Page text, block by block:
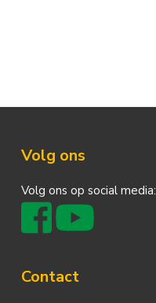
Footer
Volg ons
Volg ons op social media:
Contact